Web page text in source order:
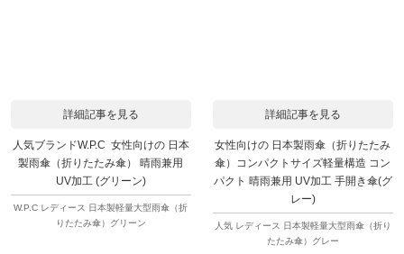
詳細記事を見る
人気ブランドW.P.C 女性向けの 日本
製雨傘（折りたたみ傘） 晴雨兼用
UV加工 (グリーン)
W.P.C レディース 日本製軽量大型雨傘（折
りたたみ傘）グリーン
詳細記事を見る
女性向けの 日本製雨傘（折りたたみ
傘）コンパクトサイズ軽量構造 コン
パクト 晴雨兼用 UV加工 手開き傘(グ
レー)
人気 レディース 日本製軽量大型雨傘（折り
たたみ傘）グレー